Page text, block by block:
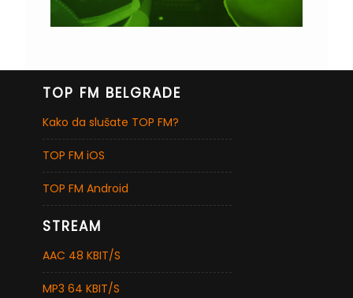
TOP FM BELGRADE
Kako da slušate TOP FM?
TOP FM iOS
TOP FM Android
STREAM
AAC 48 KBIT/S
MP3 64 KBIT/S